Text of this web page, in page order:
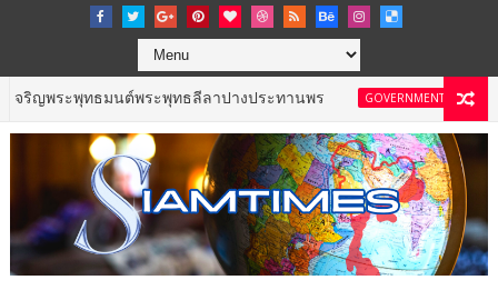
นต์พระพุทธลีลาปางประทานพร GOVERNMENT & NPO ททท. เดินหน้